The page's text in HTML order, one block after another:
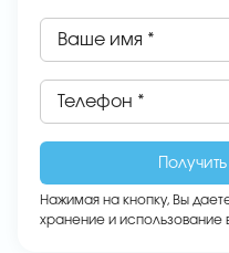
Ваше имя *
Телефон *
Нажимая на кнопку, Вы
хранение и